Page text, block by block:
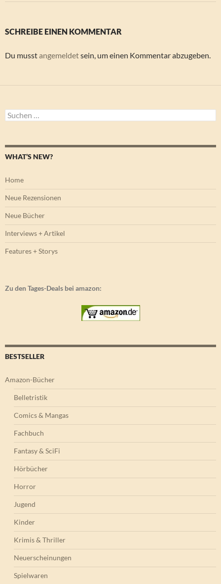
SCHREIBE EINEN KOMMENTAR
Du musstangemeldetsein, um einen Kommentar abzugeben.
Suchen
nach:
WHAT’S NEW?
Home
Neue Rezensionen
Neue Bücher
Interviews + Artikel
Features + Storys
Zu den Tages-Deals bei amazon:
BESTSELLER
Amazon-Bücher
Belletristik
Comics & Mangas
Fachbuch
Fantasy & SciFi
Hörbücher
Horror
Jugend
Kinder
Krimis & Thriller
Neuerscheinungen
Spielwaren